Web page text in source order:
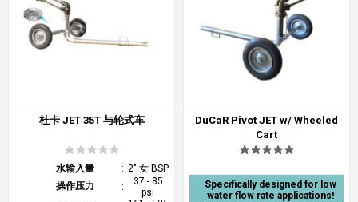
杜卡 JET 35T 与轮式车
水输入量 : 2" 女 BSP
操作压力
:
37 - 85
psi
DuCaR Pivot JET w/ Wheeled
Cart
Specifically designed for low
water flow rate applications!